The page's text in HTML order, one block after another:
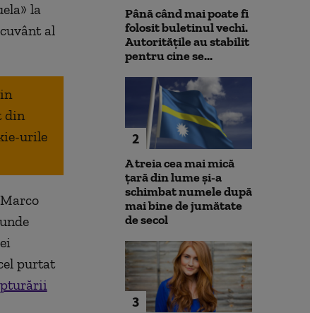
la
al
din
urile
purtat
Până când mai poate fi
folosit buletinul vechi.
Autoritățile au stabilit
pentru cine se...
2
A treia cea mai mică
țară din lume și-a
schimbat numele după
mai bine de jumătate
de secol
3